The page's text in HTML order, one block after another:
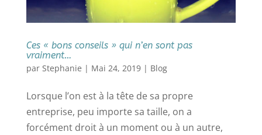
Ces « bons conseils » qui n’en sont pas
vraiment…
par Stephanie | Mai 24, 2019| Blog
Lorsque l’on est à la tête de sa propre
entreprise, peu importe sa taille, on a
forcément droit à un moment ou à un autre,